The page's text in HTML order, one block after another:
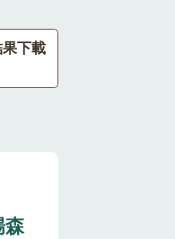
下載
森